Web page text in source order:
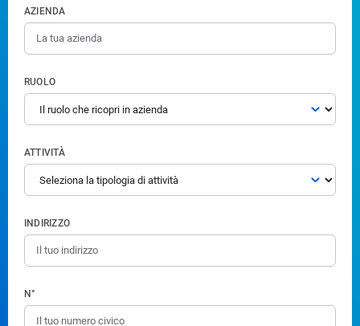
AZIENDA
RUOLO
ATTIVITÀ
INDIRIZZO
N°